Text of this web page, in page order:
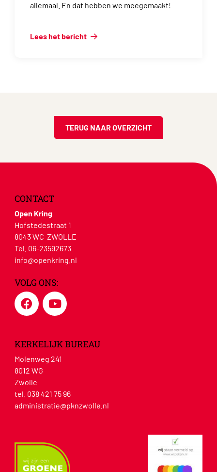
allemaal. En dat hebben we meegemaakt!
Lees het bericht
TERUG NAAR OVERZICHT
CONTACT
Open Kring
Hofstedestraat 1
8043 WC ZWOLLE
Tel. 06-23592673
info@openkring.nl
VOLG ONS:
KERKELIJK BUREAU
Molenweg 241
8012 WG
Zwolle
tel. 038 421 75 96
administratie@pknzwolle.nl